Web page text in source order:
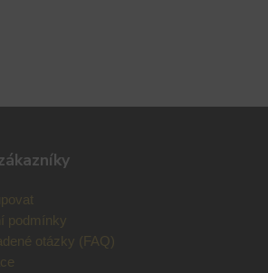
podmínky
otázky (FAQ)